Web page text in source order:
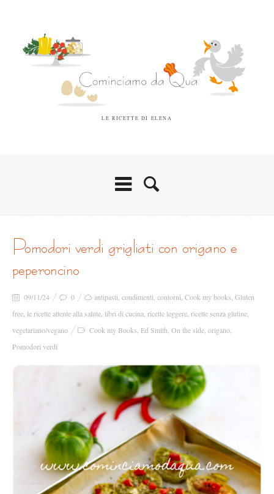
LE RICETTE DI ELENA
pomodori verdi grigliati con origano e
peperoncino
09/11/24 0 antipasti condimenti contorni Cook my books Gluten
free le ricette attente alla salute libri di cucina ricette leggere ricette senza glutine
vegetariano/vegano
Cook my Books Ed Smith On the side origano
Pomodori verdi